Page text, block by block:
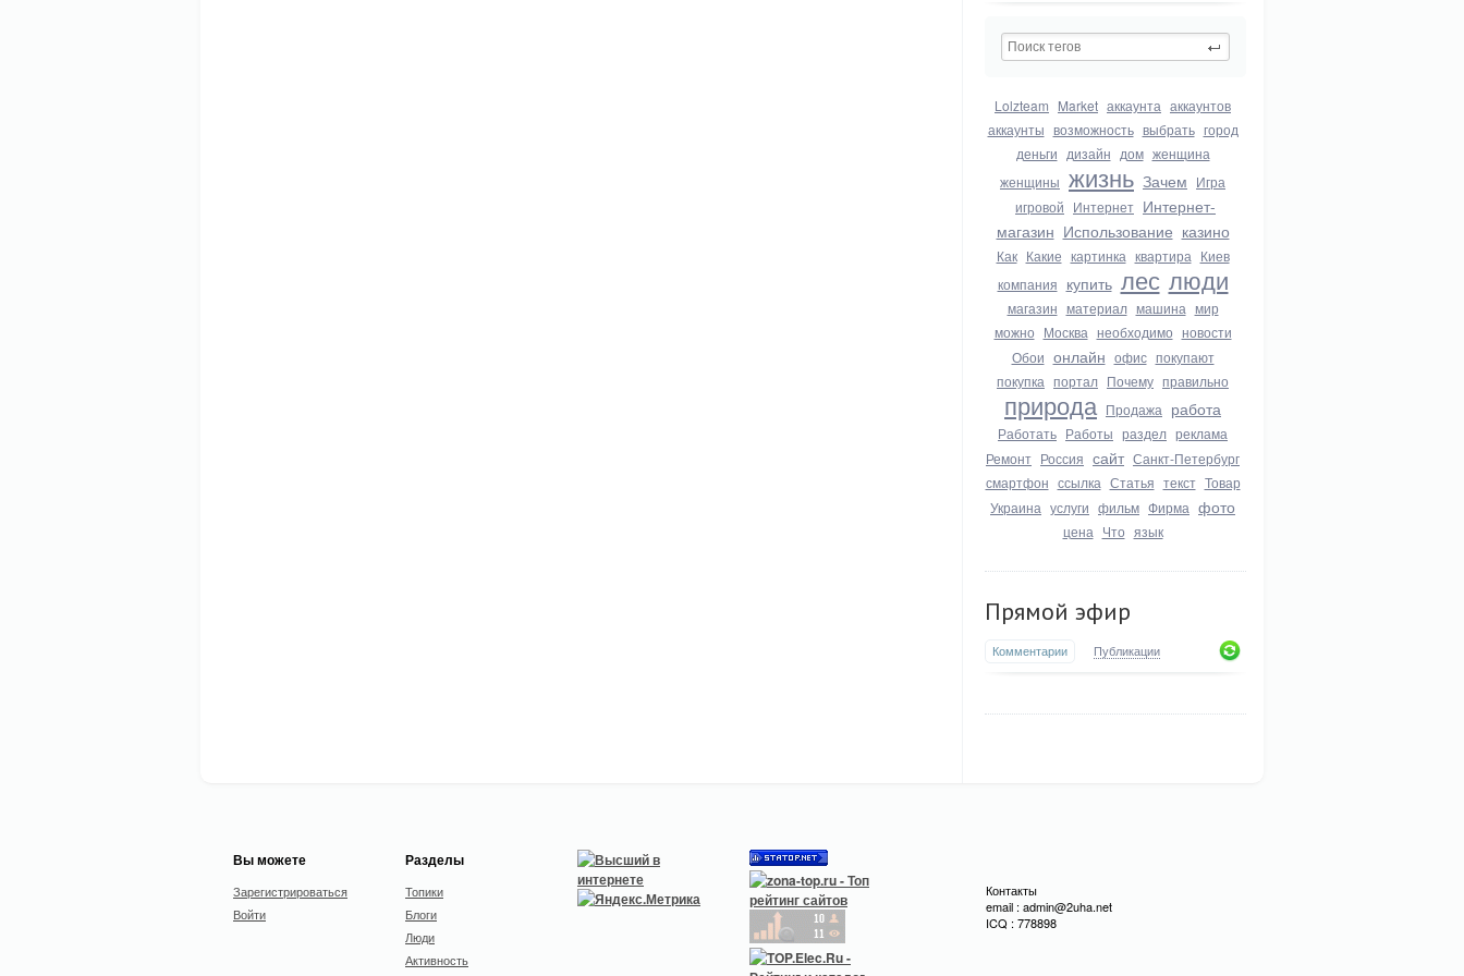
Lolzteam Market аккаунта аккаунтов
аккаунты возможность выбрать город
деньги дизайн дом женщина
женщины жизнь Зачем Игра
игровой Интернет Интернет-
магазин Использование казино
Как Какие картинка квартира Киев
компания купить лес люди
магазин материал машина мир
можно Москва необходимо новости
Обои онлайн офис покупают
покупка портал Почему правильно
природа Продажа работа
Работать Работы раздел реклама
Ремонт Россия сайт Санкт-Петербург
смартфон ссылка Статья текст Товар
Украина услуги фильм Фирма фото
цена Что язык
Прямой эфир
Комментарии Публикации
Вы можете
Зарегистрироваться
Войти
Разделы
Топики
Блоги
Люди
Активность
Контакты
email : admin@2uha.net
ICQ : 778898